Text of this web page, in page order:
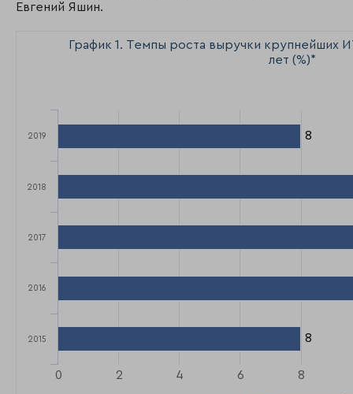
Евгений Яшин.
График 1. Темпы роста выручки крупнейших
лет (%)*
8
8
8
8
2019
2018
2017
2016
2015
0 2 4 6 8